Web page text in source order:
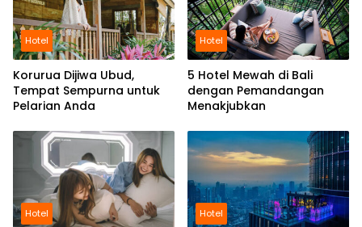
Hotel
Korurua Dijiwa Ubud,
Tempat Sempurna untuk
Pelarian Anda
Hotel
5 Hotel Mewah di Bali
dengan Pemandangan
Menakjubkan
Hotel Hotel